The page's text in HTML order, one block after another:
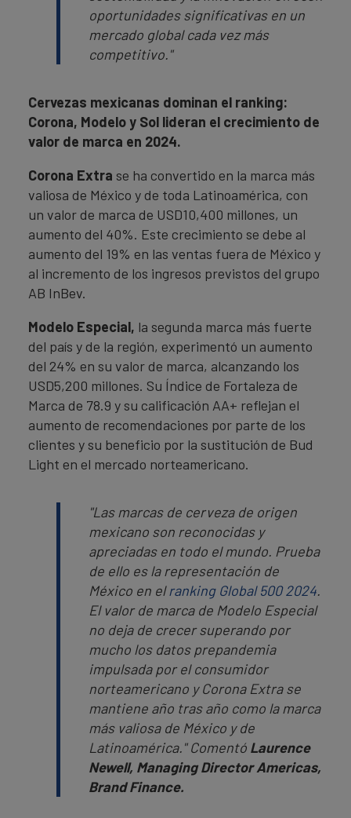
oportunidades significativas en un
mercado global cada vez más
competitivo."
Cervezas mexicanas dominan el ranking:
Corona, Modelo y Sol lideran el crecimiento de
valor de marca en 2024.
Corona Extra se ha convertido en la marca más
valiosa de México y de toda Latinoamérica, con
un valor de marca de USD10,400 millones, un
aumento del 40%. Este crecimiento se debe al
aumento del 19% en las ventas fuera de México y
al incremento de los ingresos previstos del grupo
AB InBev.
Modelo Especial, la segunda marca más fuerte
del país y de la región, experimentó un aumento
del 24% en su valor de marca, alcanzando los
USD5,200 millones. Su Índice de Fortaleza de
Marca de 78.9 y su calificación AA+ reflejan el
aumento de recomendaciones por parte de los
clientes y su beneficio por la sustitución de Bud
Light en el mercado norteamericano.
"Las marcas de cerveza de origen
mexicano son reconocidas y
apreciadas en todo el mundo. Prueba
de ello es la representación de
México en elranking Global 500 2024.
El valor de marca de Modelo Especial
no deja de crecer superando por
mucho los datos prepandemia
impulsada por el consumidor
norteamericano y Corona Extra se
mantiene año tras año como la marca
más valiosa de México y de
Latinoamérica."Comentó Laurence
Newell, Managing Director Americas,
Brand Finance.